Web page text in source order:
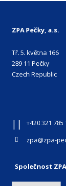
ZPA Pečky, a.s.
Tř. 5. května 166
289 11 Pečky
Czech Republic
+420 321 785
zpa@zpa-
Společnost